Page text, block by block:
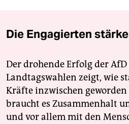
Die Engagierten
Der drohende Erfolg der
Landtagswahlen zeigt, wie
Kräfte inzwischen geworden
braucht es Zusammenhalt
und vor allem mit den